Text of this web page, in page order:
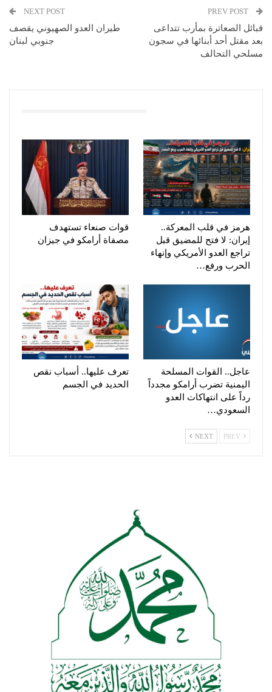
قبائل الصعاترة بمأرب تتداعى
بعد مقتل أحد أبنائها في سجون
مسلحي التحالف
NEXT POST
طيران العدو الصهيوني يقصف
جنوبي لبنان
هرمز في قلب المعركة..
إيران: لا فتح للمضيق قبل
تراجع العدو الأمريكي وإنهاء
الحرب ورفع…
قوات صنعاء تستهدف
مصفاة أرامكو في جيزان
عاجل.. القوات المسلحة
اليمنية تضرب أرامكو مجدداً
رداً على انتهاكات العدو
السعودي…
تعرف عليها.. أسباب نقص
الحديد في الجسم
NEXT